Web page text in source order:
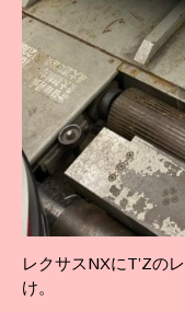
レクサスNXにT’Zの
け。